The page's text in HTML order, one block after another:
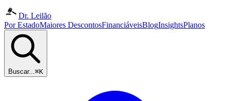
Dr. Leilão
Por EstadoMaiores DescontosFinanciáveisBlogInsightsPlanos
Buscar...⌘K